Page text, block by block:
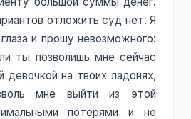
отложить суд нет. Я
и прошу невозможного:
ты позволишь мне сейчас
девочкой на твоих ладонях,
мне выйти из этой
потерями и не